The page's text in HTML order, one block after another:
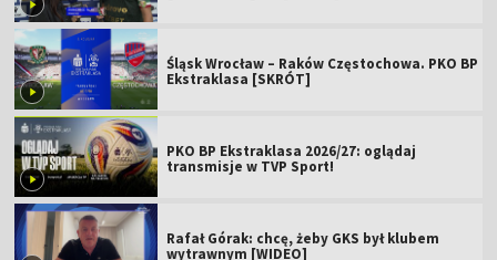
Śląsk Wrocław – Raków Częstochowa. PKO BP
Ekstraklasa [SKRÓT]
PKO BP Ekstraklasa 2026/27: oglądaj
transmisje w TVP Sport!
Rafał Górak: chcę, żeby GKS był klubem
wytrawnym [WIDEO]